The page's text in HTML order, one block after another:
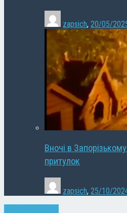
zapsich, 20/05/
Вночі в
притулок
zapsich, 25/10/